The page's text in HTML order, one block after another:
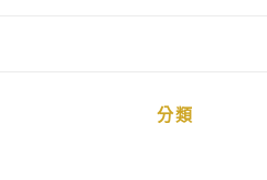
分類